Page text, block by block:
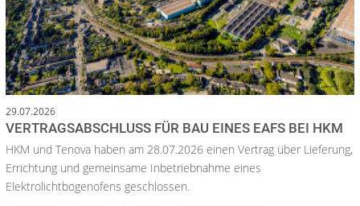
29.07.2026
VERTRAGSABSCHLUSS FÜR BAU EINES EAFS BEI HKM
HKM und Tenova haben am 28.07.2026 einen Vertrag über Lieferung,
Errichtung und gemeinsame Inbetriebnahme eines
Elektrolichtbogenofens geschlossen.